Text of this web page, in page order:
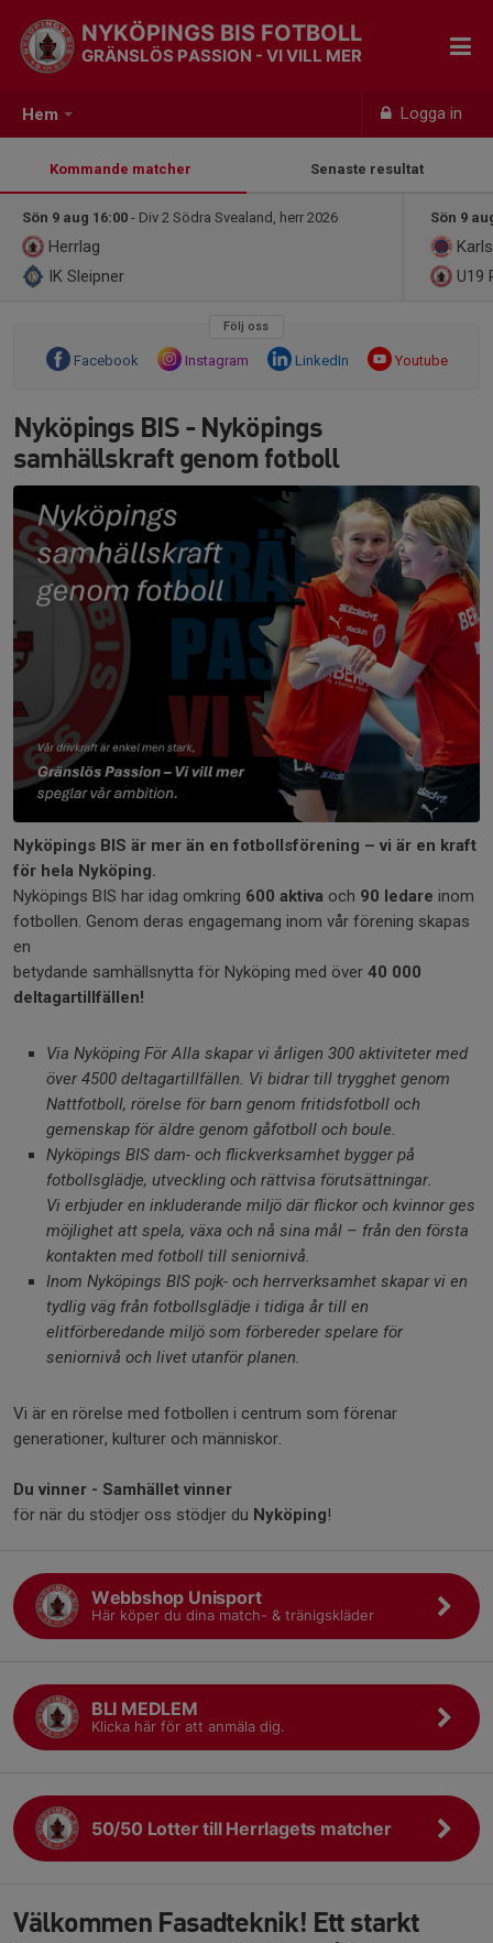
Hem Logga in
NYKÖPINGS BIS FOTBOLL
GRÄNSLÖS PASSION - VI VILL MER
Kommande matcher Senaste resultat
Sön 9 aug 16:00 - Div 2 Södra Svealand, herr 2026
Herrlag
IK Sleipner
Sön 9
U19
Följ oss
Facebook Instagram LinkedIn Youtube
Nyköpings BIS - Nyköpings
samhällskraft genom fotboll
Nyköpings BIS är mer än en fotbollsförening – vi är en kraft
för hela Nyköping.
Nyköpings BIS har idag omkring 600 aktiva och 90 ledare inom
fotbollen. Genom deras engagemang inom vår förening skapas
en
betydande samhällsnytta för Nyköping med över 40 000
deltagartillfällen!
Via Nyköping För Alla skapar vi årligen 300 aktiviteter med
över 4500 deltagartillfällen. Vi bidrar till trygghet genom
Nattfotboll, rörelse för barn genom fritidsfotboll och
gemenskap för äldre genom gåfotboll och boule.
Nyköpings BIS dam- och flickverksamhet bygger på
fotbollsglädje, utveckling och rättvisa förutsättningar.
Vi erbjuder en inkluderande miljö där flickor och kvinnor ges
möjlighet att spela, växa och nå sina mål – från den första
kontakten med fotboll till seniornivå.
Inom Nyköpings BIS pojk- och herrverksamhet skapar vi en
tydlig väg från fotbollsglädje i tidiga år till en
elitförberedande miljö som förbereder spelare för
seniornivå och livet utanför planen.
Vi är en rörelse med fotbollen i centrum som förenar
generationer, kulturer och människor.
Du vinner - Samhället vinner
för när du stödjer oss stödjer du Nyköping!
Webbshop Unisport
Här köper du dina match- & tränigskläder
BLI MEDLEM
Klicka här för att anmäla dig.
50/50 Lotter till Herrlagets matcher
Välkommen Fasadteknik! Ett starkt